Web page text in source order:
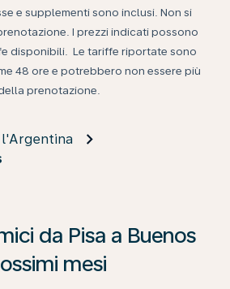
e supplementi sono inclusi. Non si
I prezzi indicati possono
disponibili. Le tariffe riportate sono
48 ore e potrebbero non essere più
prenotazione.
l'Argentina
da Pisa a Buenos
mesi